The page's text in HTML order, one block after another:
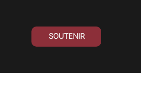
SOUTENIR